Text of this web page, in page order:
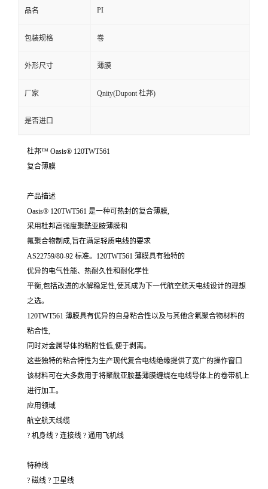
品名 PI
包装规格 卷
外形尺寸 薄膜
厂家 Qnity(Dupont 杜邦)
是否进口
杜邦™ Oasis® 120TWT561
复合薄膜
产品描述
Oasis® 120TWT561 是一种可热封的复合薄膜,
采用杜邦高强度聚酰亚胺薄膜和
氟聚合物制成,旨在满足轻质电线的要求
AS22759/80-92 标准。120TWT561 薄膜具有独特的
优异的电气性能、热耐久性和耐化学性
平衡,包括改进的水解稳定性,使其成为下一代航空航天电线设计的理想
之选。
120TWT561 薄膜具有优异的自身粘合性以及与其他含氟聚合物材料的
粘合性,
同时对金属导体的粘附性低,便于剥离。
这些独特的粘合特性为生产现代复合电线绝缘提供了宽广的操作窗口
该材料可在大多数用于将聚酰亚胺基薄膜缠绕在电线导体上的卷带机上
进行加工。
应用领域
航空航天线缆
? 机身线 ? 连接线 ? 通用飞机线
特种线
? 磁线 ? 卫星线